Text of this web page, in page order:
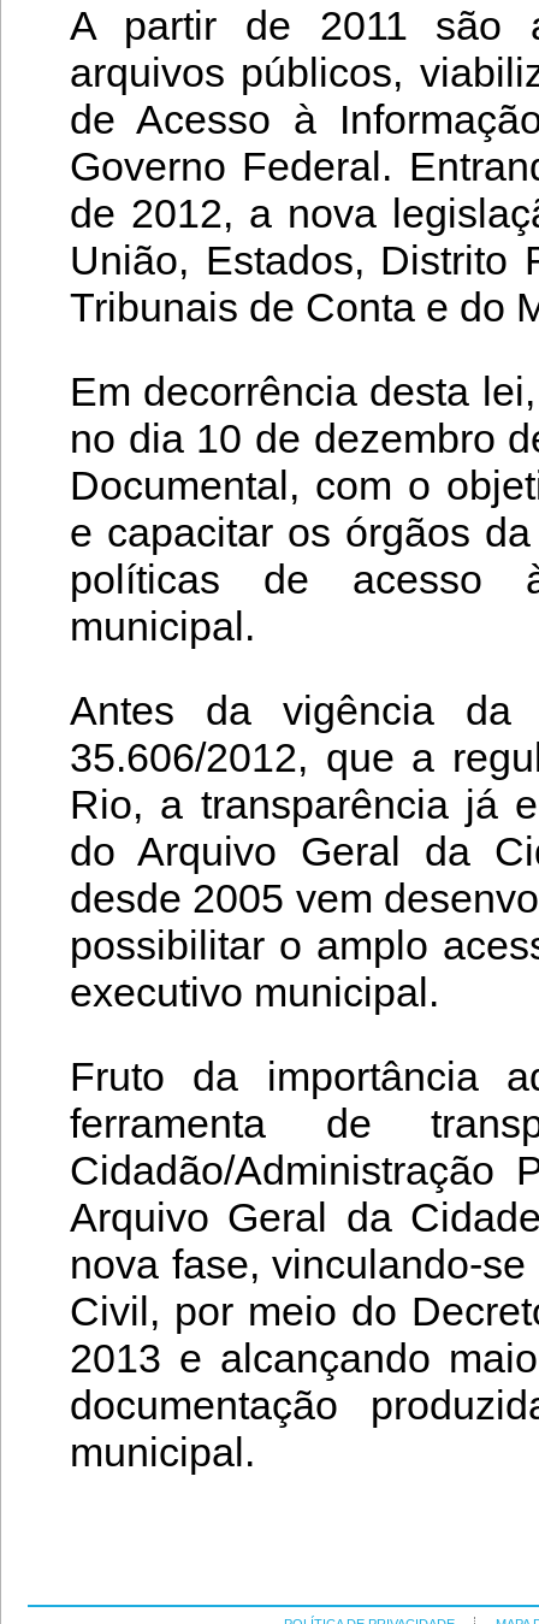
A partir de 2011 são
arquivos públicos,
de Acesso à
Governo Federal.
de 2012, a nova
União, Estados, Distrito
Tribunais de Conta e do
Em decorrência desta
no dia 10 de dezembro
Documental, com o
e capacitar os órgãos
políticas de acesso
municipal.
Antes da vigência
35.606/2012, que a
Rio, a transparência já
do Arquivo Geral da
desde 2005 vem
possibilitar o amplo
executivo municipal.
Fruto da importância
ferramenta de
Cidadão/
Arquivo Geral da
nova fase, vinculando-
Civil, por meio do
2013 e alcançando
documentação
municipal.